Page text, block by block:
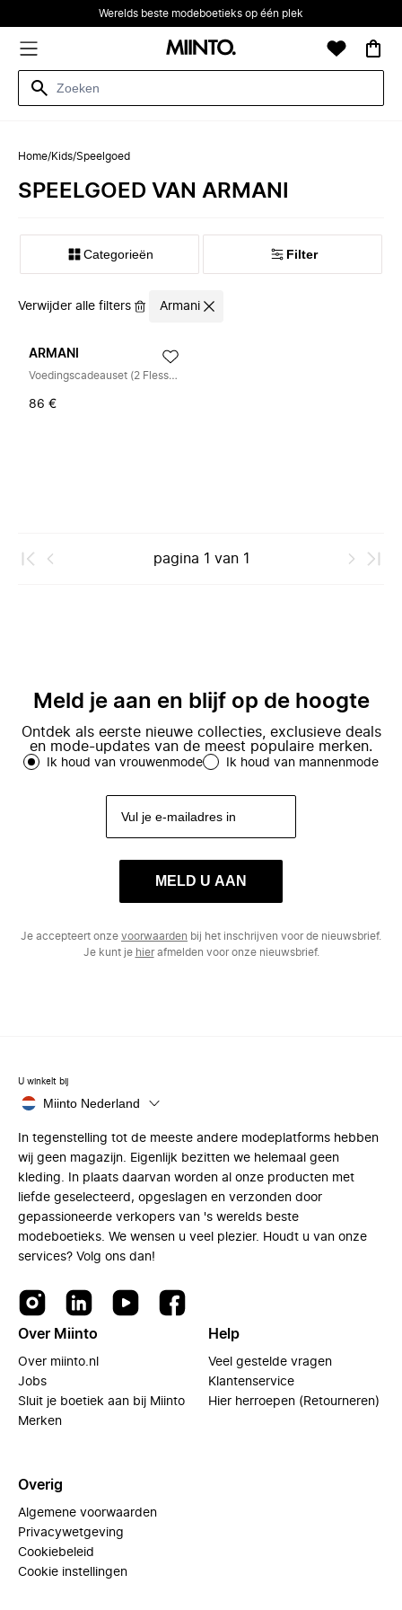
Werelds beste modeboetieks op één plek
Home/Kids/Speelgoed
SPEELGOED VAN ARMANI
Categorieën Filter
Verwijder alle filters Armani
ARMANI
Voedingscadeauset (2 Flessen, Speen & Clip)
86 €
pagina 1 van 1
Meld je aan en blijf op de hoogte
Ontdek als eerste nieuwe collecties, exclusieve deals
en mode-updates van de meest populaire merken.
Ik houd van vrouwenmode Ik houd van mannenmode
MELD U AAN
Je accepteert onze voorwaarden bij het inschrijven voor de nieuwsbrief.
Je kunt je hierafmelden voor onze nieuwsbrief.
U winkelt bij
Miinto Nederland
In tegenstelling tot de meeste andere modeplatforms hebben
wij geen magazijn. Eigenlijk bezitten we helemaal geen
kleding. In plaats daarvan worden al onze producten met
liefde geselecteerd, opgeslagen en verzonden door
gepassioneerde verkopers van 's werelds beste
modeboetieks. We wensen u veel plezier. Houdt u van onze
services? Volg ons dan!
Over Miinto
Over miinto.nl
Jobs
Sluit je boetiek aan bij Miinto
Merken
Help
Veel gestelde vragen
Klantenservice
Hier herroepen (Retourneren)
Overig
Algemene voorwaarden
Privacywetgeving
Cookiebeleid
Cookie instellingen